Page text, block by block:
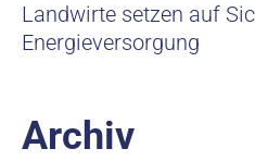
Landwirte setzen auf
Energieversorgung
Archiv